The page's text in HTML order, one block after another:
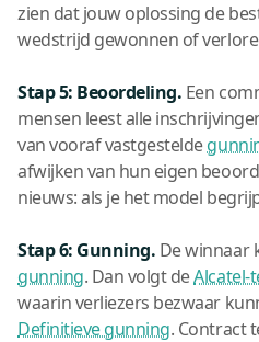
zien dat jouw oplossing de
wedstrijd gewonnen of
Stap 5: Beoordeling. Een
mensen leest alle
van vooraf vastgestelde
afwijken van hun eigen
nieuws: als je het model
Stap 6: Gunning. De winnaar
gunning. Dan volgt deAlcatel-
waarin verliezers bezwaar
Definitieve gunning. Contract